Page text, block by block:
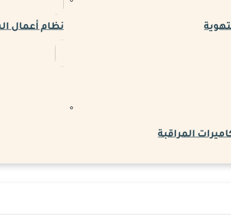
نظام أعمال
المراقبة